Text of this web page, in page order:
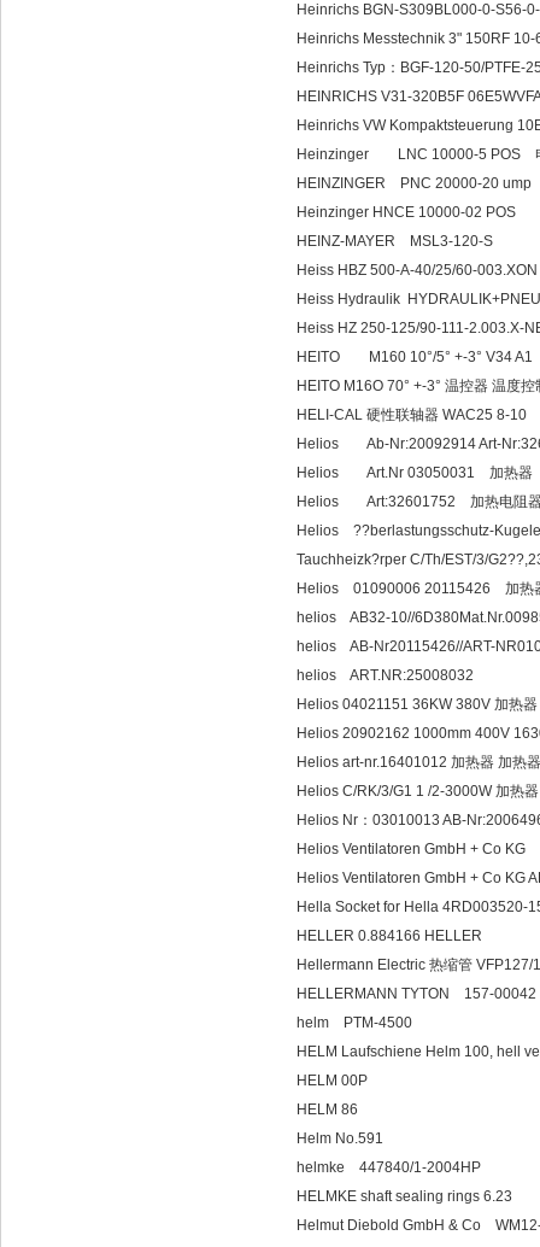
Heinrichs BGN-S309BL000-0-S56-
Heinrichs Messtechnik 3" 150RF
Heinrichs Typ：BGF-120-50/PTFE-
HEINRICHS V31-320B5F
Heinrichs VW Kompaktsteuerung
Heinzinger LNC 10000-5 POS
HEINZINGER PNC
Heinzinger HNCE 10000-02 POS
HEINZ-MAYER
Heiss HBZ 500-A-40/25/60-003.XON
Heiss Hydraulik
Heiss HZ 250-125/90-111-2.003.X-
HEITO M160 10°/5° +-3° V34
HEITO M16O 70° +-3° 温控器 温度
HELI-CAL 硬性联轴器 WAC25 8-10
Helios Ab-Nr:20092914 Art-
Helios Art.Nr 03050031 加热器
Helios Art:32601752 加热电阻
Helios ??berlastungsschutz-
Tauchheizk?rper C/Th/EST/3/
Helios 01090006 20115426 加热
helios AB32-10//
helios AB-Nr20115426//ART-
helios ART.NR:25008032
Helios 04021151 36KW 380V 加热器
Helios 20902162 1000mm 400V
Helios art-nr.16401012 加热器 加热
Helios C/RK/3/G1 1 /2-3000W 加热器
Helios Nr：03010013 AB-
Helios Ventilatoren GmbH + Co
Helios Ventilatoren GmbH + Co KG
Hella Socket for Hella 4RD003520-
HELLER 0.884166 HELLER
Hellermann Electric 热缩管 VFP127/
HELLERMANN
helm PTM-4500
HELM Laufschiene Helm 100, hell
HELM 00P
HELM 86
Helm No.591
helmke 447840/1-2004HP
HELMKE shaft sealing rings 6.23
Helmut Diebold GmbH & Co